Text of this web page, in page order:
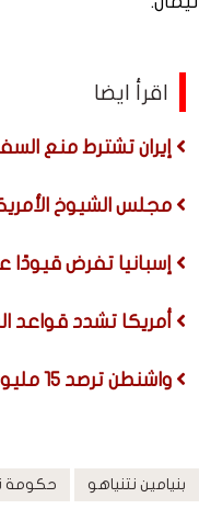
اقرأ ايضا
إيران تشترط منع
مجلس الشيوخ
إسبانيا تفرض قيودًا
أمريكا تشدد قواعد
واشنطن ترصد 15 مليون دولار مقابل معلومات عن تمويل الحرس الثوري الإيراني
بنيامين نتنياهو حكومة